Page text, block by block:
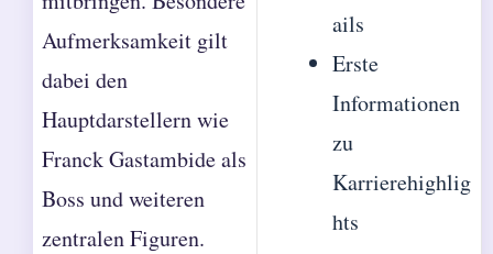
Aufmerksamkeit gilt
dabei den
Hauptdarstellern wie
Franck Gastambide als
Boss und weiteren
zentralen Figuren.
ails
Erste
Informationen
zu
Karrierehighlig
hts